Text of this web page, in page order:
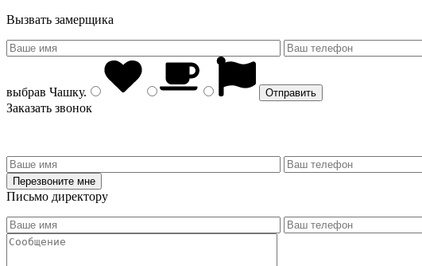
Вызвать замерщика
выбрав Чашку.
Заказать звонок
Письмо директору